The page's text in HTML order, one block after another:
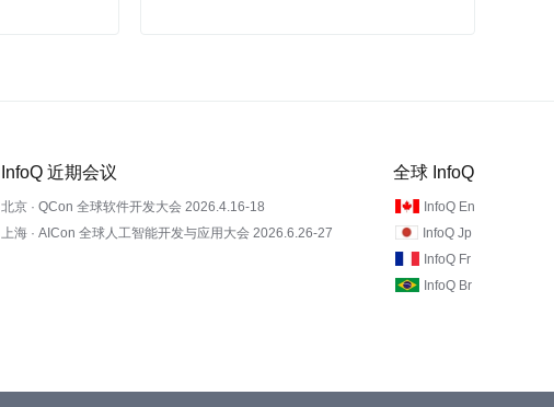
InfoQ 近期会议
北京 · QCon 全球软件开发大会 2026.4.16-18
上海 · AICon 全球人工智能开发与应用大会 2026.6.26-27
全球 InfoQ
InfoQ En
InfoQ Jp
InfoQ Fr
InfoQ Br